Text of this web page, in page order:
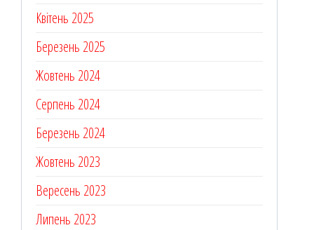
Квітень 2025
Березень 2025
Жовтень 2024
Серпень 2024
Березень 2024
Жовтень 2023
Вересень 2023
Липень 2023